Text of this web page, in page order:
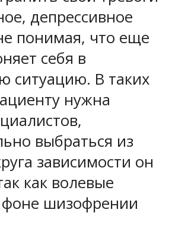
депрессивное
понимая, что еще
себя в
ситуацию. В таких
нужна
выбраться из
зависимости он
как волевые
фоне шизофрении